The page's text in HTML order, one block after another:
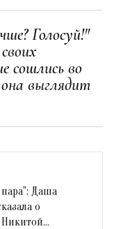
Голосуй!"
сошлись во
выглядит
Даша
о